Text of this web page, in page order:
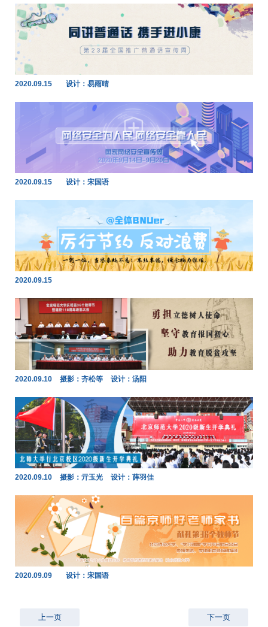
2020.09.15 设计：易雨晴
2020.09.15 设计：宋国语
2020.09.15
2020.09.10 摄影：齐松等 设计：汤阳
2020.09.10 摄影：亓玉光 设计：薛羽佳
2020.09.09 设计：宋国语
上一页 下一页